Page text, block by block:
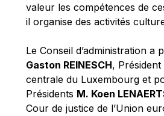
Paolo Mengozzi
Paschal Donohoe
Pat Cox
Patrizia Nanz
Philippe Maystadt
Pierre Gramegna
valeur les compétences de
il organise des activités
Le Conseil d’administration a
Gaston REINESCH,
centrale du Luxembourg et
Présidents M. Koen
Cour de justice de l’Union